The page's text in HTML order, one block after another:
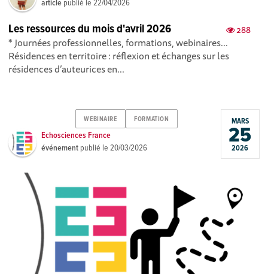
article publié le22/04/2026
288
Les ressources du mois d'avril 2026
* Journées professionnelles, formations, webinaires...
Résidences en territoire : réflexion et échanges sur les
résidences d’auteurices en...
WEBINAIRE FORMATION
Echosciences France
événement publié le20/03/2026
MARS
25
2026